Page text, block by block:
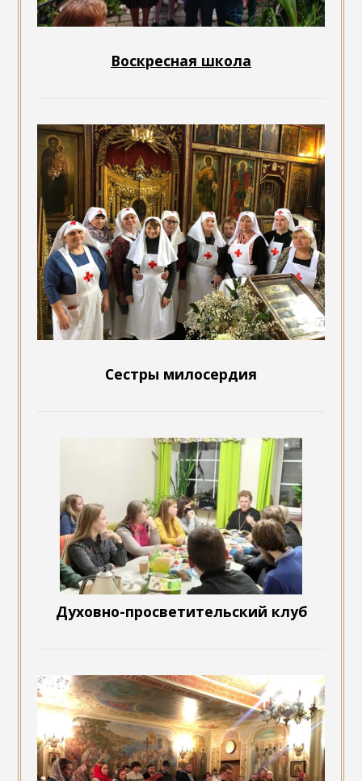
Воскресная школа
Сестры милосердия
Духовно-просветительский клуб